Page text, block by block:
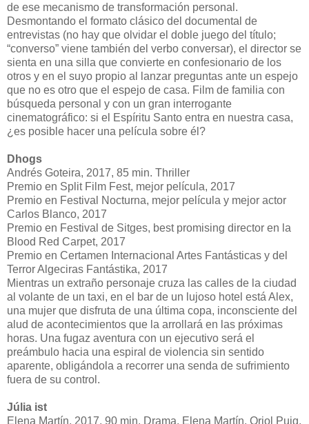
de ese mecanismo de transformación personal.
Desmontando el formato clásico del documental de
entrevistas (no hay que olvidar el doble juego del título;
“converso” viene también del verbo conversar), el director se
sienta en una silla que convierte en confesionario de los
otros y en el suyo propio al lanzar preguntas ante un espejo
que no es otro que el espejo de casa. Film de familia con
búsqueda personal y con un gran interrogante
cinematográfico: si el Espíritu Santo entra en nuestra casa,
¿es posible hacer una película sobre él?
Dhogs
Andrés Goteira, 2017, 85 min. Thriller
Premio en Split Film Fest, mejor película, 2017
Premio en Festival Nocturna, mejor película y mejor actor
Carlos Blanco, 2017
Premio en Festival de Sitges, best promising director en la
Blood Red Carpet, 2017
Premio en Certamen Internacional Artes Fantásticas y del
Terror Algeciras Fantástika, 2017
Mientras un extraño personaje cruza las calles de la ciudad
al volante de un taxi, en el bar de un lujoso hotel está Alex,
una mujer que disfruta de una última copa, inconsciente del
alud de acontecimientos que la arrollará en las próximas
horas. Una fugaz aventura con un ejecutivo será el
preámbulo hacia una espiral de violencia sin sentido
aparente, obligándola a recorrer una senda de sufrimiento
fuera de su control.
Júlia ist
Elena Martín, 2017, 90 min. Drama. Elena Martín, Oriol Puig,